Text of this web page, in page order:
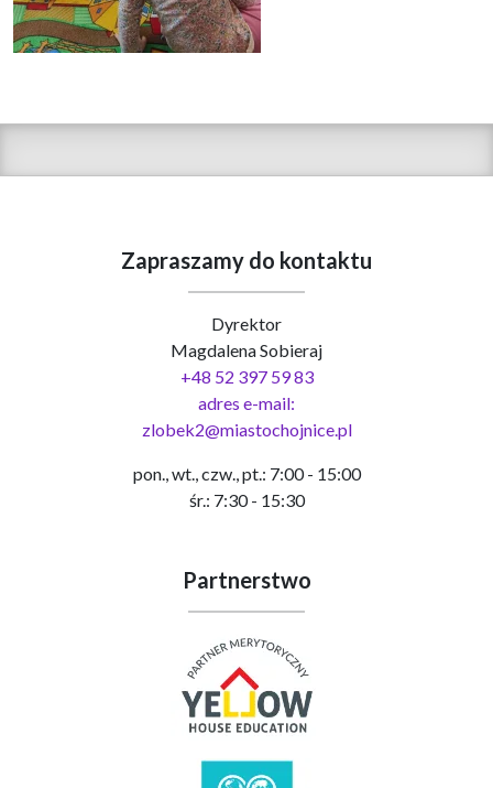
Zapraszamy do kontaktu
Dyrektor
Magdalena Sobieraj
+48 52 397 59 83
adres e-mail:
zlobek2@miastochojnice.pl
pon., wt., czw., pt.: 7:00 - 15:00
śr.: 7:30 - 15:30
Partnerstwo